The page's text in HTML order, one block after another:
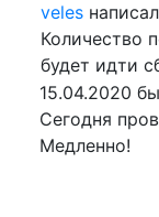
veles
Количество
будет идти
15.04.2020
Сегодня
Медленно!